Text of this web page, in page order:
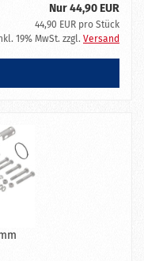
Nur 44,90 EUR
44,90 EUR pro Stück
19% MwSt. zzgl. Versand